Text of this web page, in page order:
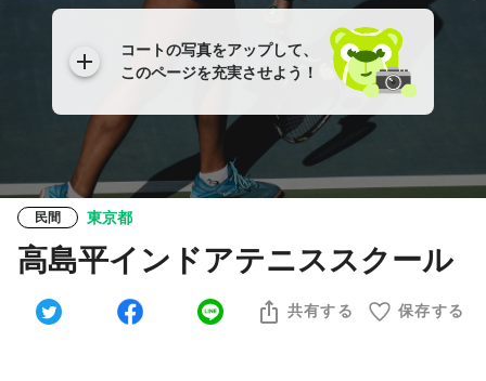
コートの写真をアップして、
このページを充実させよう！
民間 東京都
高島平インドアテニススクール
共有する 保存する